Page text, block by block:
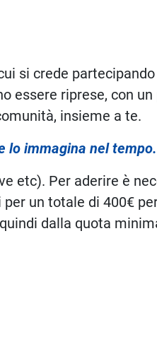
si crede
essere riprese, con
insieme a te.
lo immagina nel tempo.
etc). Per aderire è
un totale di 400€
dalla quota